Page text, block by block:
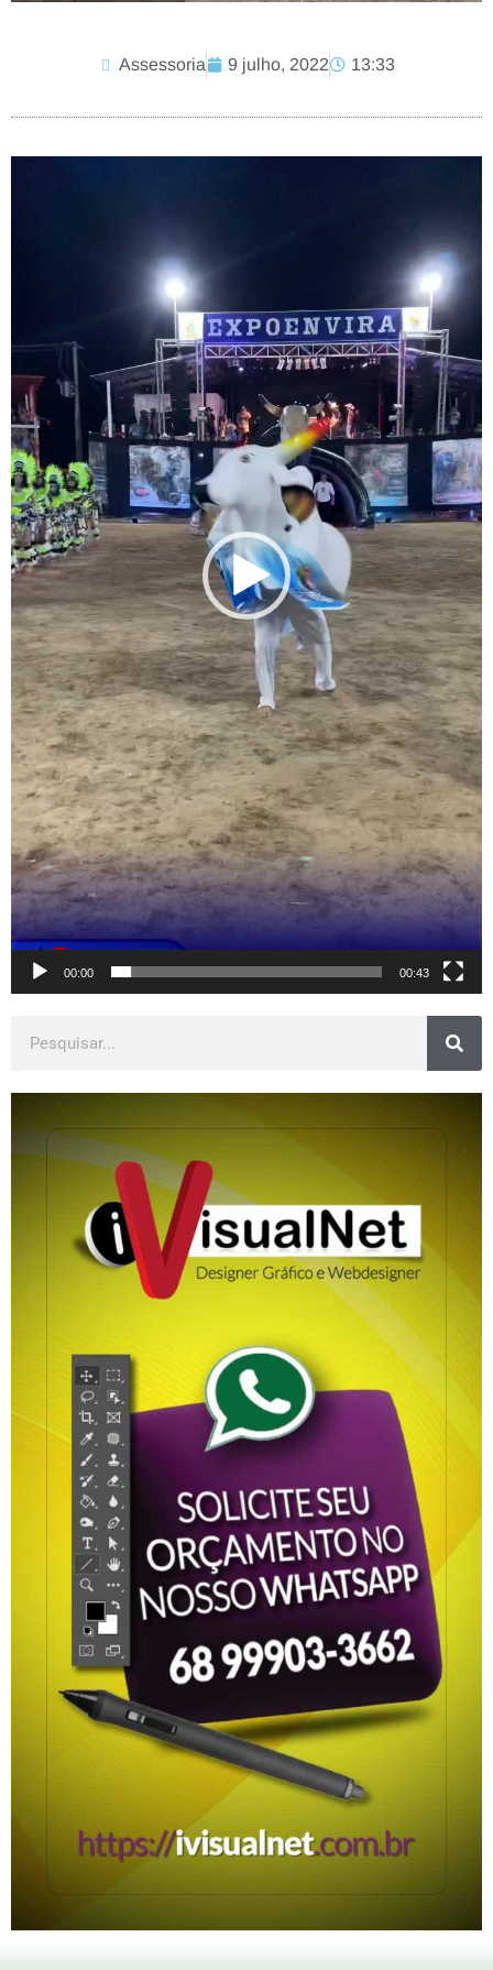
Assessoria 9 julho, 2022 13:33
00:00 00:43